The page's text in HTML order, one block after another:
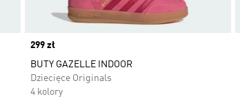
Price
299 zł
BUTY GAZELLE INDOOR
Dziecięce Originals
4 kolory